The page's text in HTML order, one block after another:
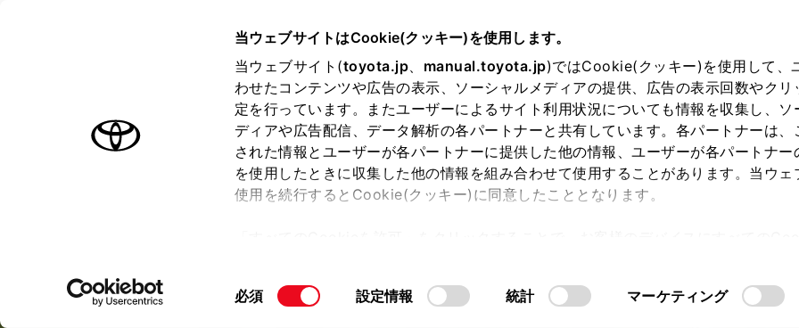
当ウェブサイトはCookie(クッキー)を使用します。
当ウェブサイト(toyota.jp、 manual.toyota.jp)ではCookie(クッキー)を使用して、
わせたコンテンツや広告の表示、ソーシャルメディアの提供、広告の表示回数やクリ
定を行っています。またユーザーによるサイト利用状況についても情報を収集し、ソ
ディアや広告配信、データ解析の各パートナーと共有しています。各パートナーは、
された情報とユーザーが各パートナーに提供した他の情報、ユーザーが各パートナー
を使用したときに収集した他の情報を組み合わせて使用することがあります。当ウェ
使用を続行するとCookie(クッキー)に同意したこととなります。
て」をご覧ください。
同
必須 設定情報 統計 マーケティング
オーナーサポート トピックス
ハイランダー